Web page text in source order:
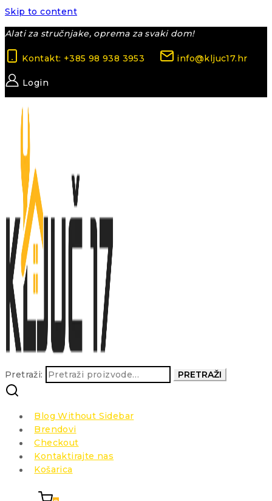
Skip to content
Alati za stručnjake, oprema za svaki dom!
Kontakt: +385 98 938 3953 info@kljuc17.hr
Login
Pretraži: PRETRAŽI
Blog Without Sidebar
Brendovi
Checkout
Kontaktirajte nas
Košarica